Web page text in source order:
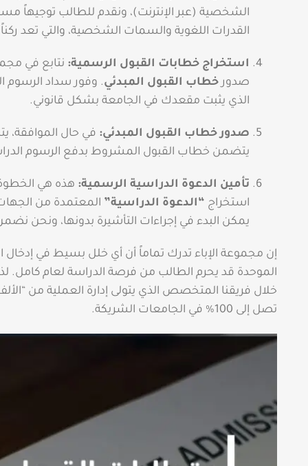
الشخصية (عبر الإنترنت)، ونقدم للطالب توجيهاً
القدرات اللغوية والسمات الشخصية، والتي تعد
استخراج خطابات القبول الرسمية: نتابع في
صدور خطاب القبول المبدئي. وفور سداد الرسوم
الذي يثبت مقعدك في الجامعة بشكل قانوني.
صدور خطاب القبول المبدئي: في حال الموافقة،
يتضمن خطاب القبول المشروط بدفع الرسوم
تأمين الدعوة الدراسية الرسمية: هذه هي الخطوة
استخراج “الدعوة الدراسية” المعتمدة من الجهات
يمكن البدء في إجراءات التأشيرة بدونها، ونحن
إن مجموعة الإباء تدرك تماماً أن أي خلل بسيط في إدخال
الموحدة قد يحرم الطالب من فرصة الدراسة لعام كامل.
خلال فريقنا المتخصص الذي يتولى إدارة العملية من
تصل إلى 100% في الجامعات الشريكة.